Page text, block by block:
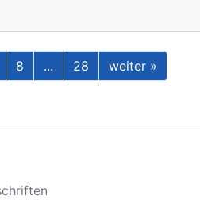
8 ... 28 weiter »